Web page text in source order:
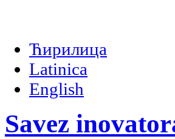
Ћирилица
Latinica
English
Savez